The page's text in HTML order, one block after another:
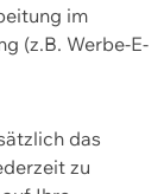
im
(z.B. Werbe-E-
das
zu